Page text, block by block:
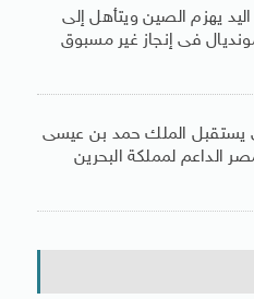
يهزم الصين ويتأهل إلى
فى إنجاز غير مسبوق
يستقبل الملك حمد بن عيسى
الداعم لمملكة البحرين